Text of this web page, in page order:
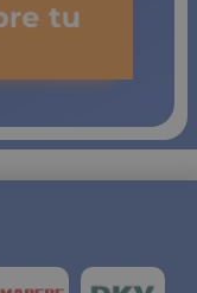
tu